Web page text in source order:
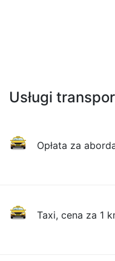
Usługi
Opłata za
Taxi, cena za 1